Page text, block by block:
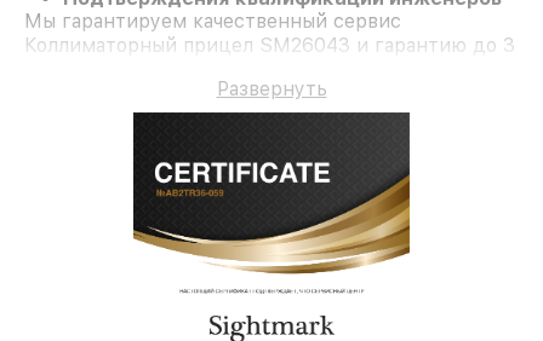
Мы гарантируем качественный сервис
Коллиматорный прицел SM26043 и гарантию до 3
Развернуть